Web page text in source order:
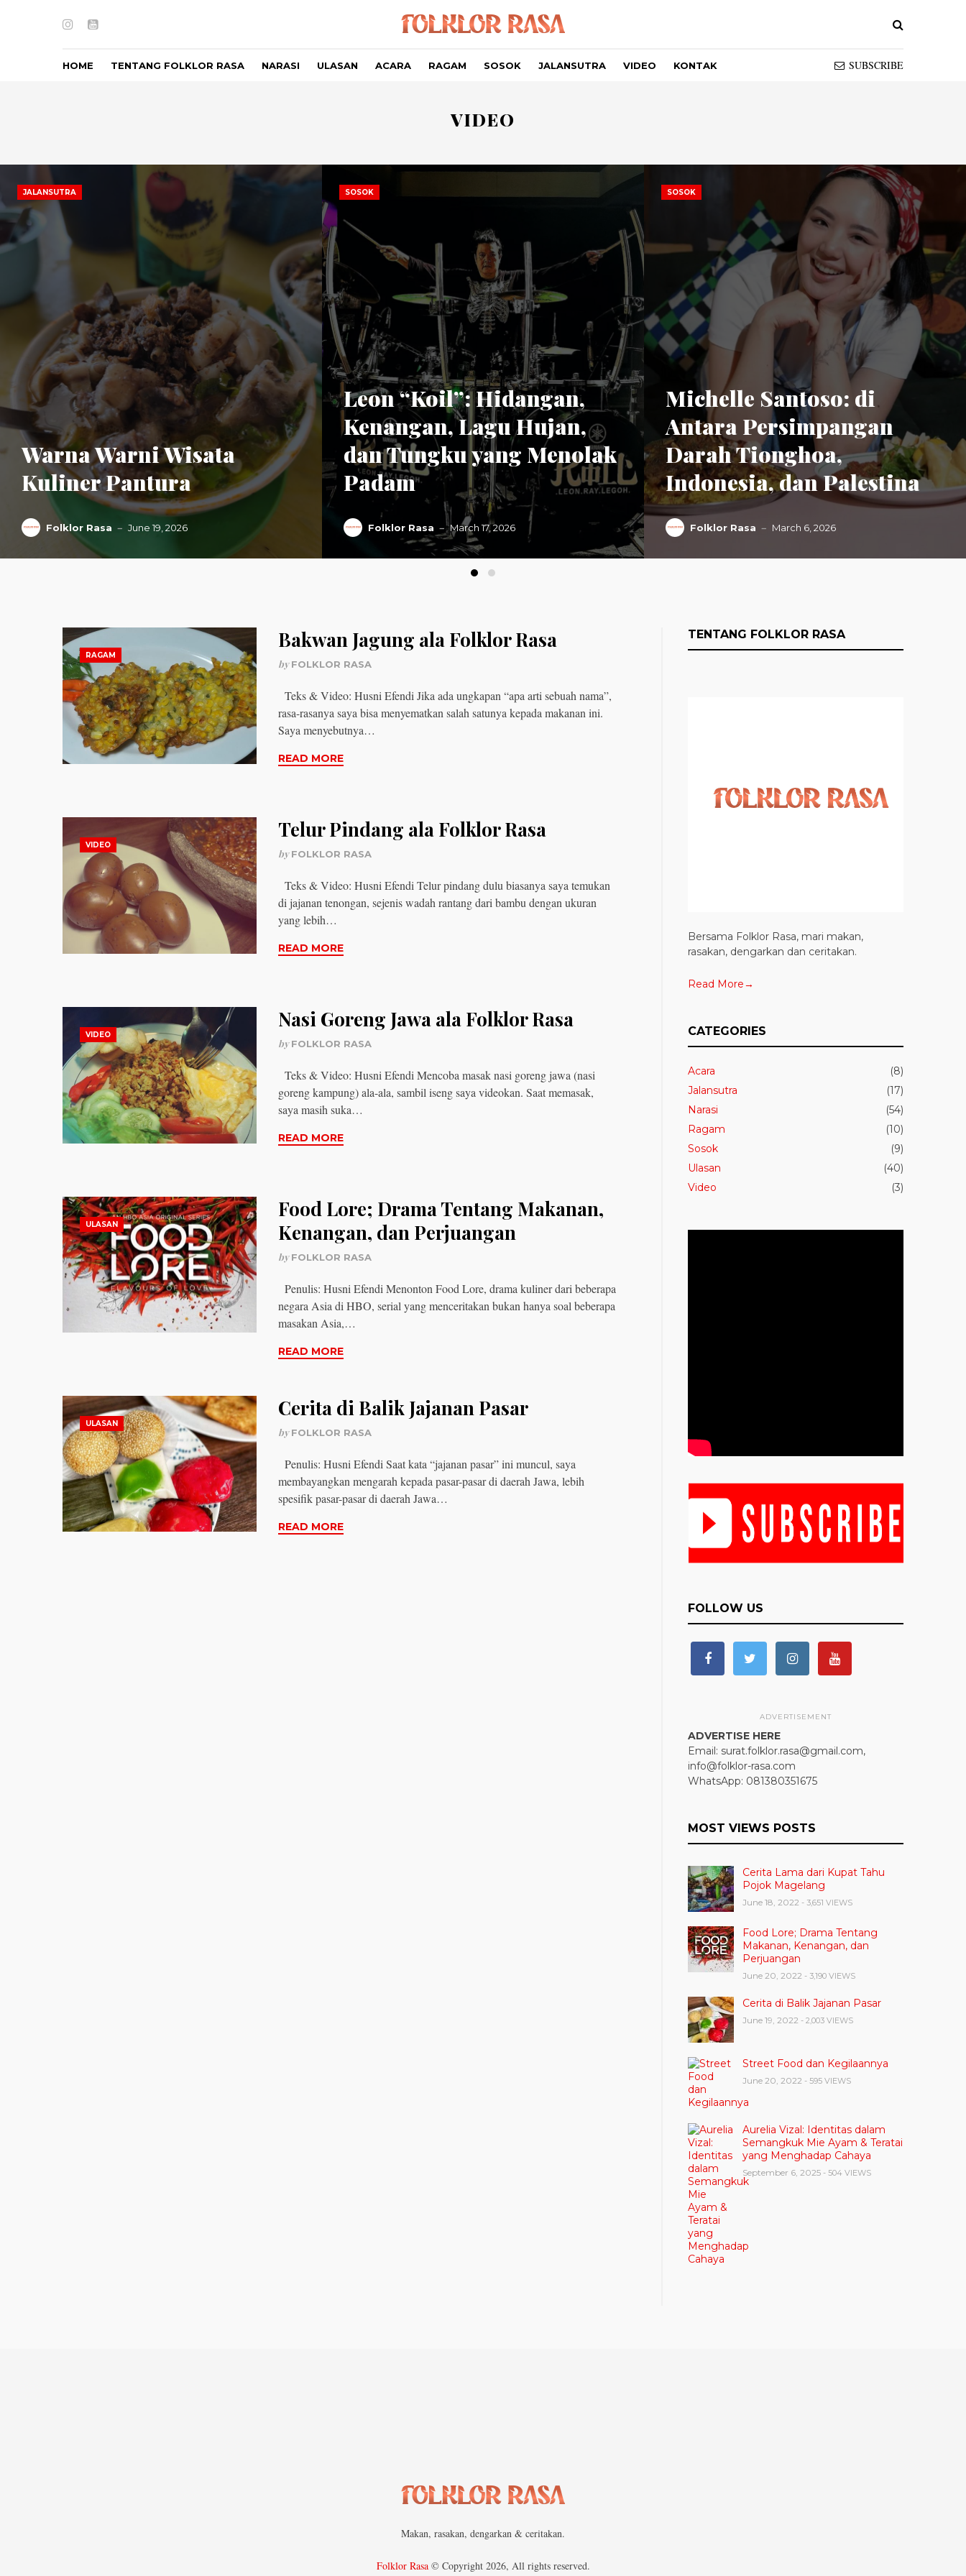
InstagramYoutube
HOME TENTANG FOLKLOR RASA NARASI ULASAN ACARA RAGAM SOSOK JALANSUTRA VIDEO KONTAK SUBSCRIBE
VIDEO
JALANSUTRA
Warna Warni Wisata
Kuliner Pantura
Folklor Rasa June 19, 2026
SOSOK
Leon “Koil”: Hidangan,
Kenangan, Lagu Hujan,
dan Tungku yang Menolak
Padam
Folklor Rasa March 17, 2026
SOSOK
Michelle Santoso: di
Antara Persimpangan
Darah Tionghoa,
Indonesia, dan Palestina
Folklor Rasa March 6, 2026
RAGAM
Bakwan Jagung ala Folklor Rasa
byFOLKLOR RASA
Teks & Video: Husni Efendi Jika ada ungkapan “apa arti sebuah nama”,
rasa-rasanya saya bisa menyematkan salah satunya kepada makanan ini.
Saya menyebutnya…
READ MORE
VIDEO
Telur Pindang ala Folklor Rasa
byFOLKLOR RASA
Teks & Video: Husni Efendi Telur pindang dulu biasanya saya temukan
di jajanan tenongan, sejenis wadah rantang dari bambu dengan ukuran
yang lebih…
READ MORE
VIDEO
Nasi Goreng Jawa ala Folklor Rasa
byFOLKLOR RASA
Teks & Video: Husni Efendi Mencoba masak nasi goreng jawa (nasi
goreng kampung) ala-ala, sambil iseng saya videokan. Saat memasak,
saya masih suka…
READ MORE
ULASAN
Food Lore; Drama Tentang Makanan,
Kenangan, dan Perjuangan
byFOLKLOR RASA
Penulis: Husni Efendi Menonton Food Lore, drama kuliner dari beberapa
negara Asia di HBO, serial yang menceritakan bukan hanya soal beberapa
masakan Asia,…
READ MORE
ULASAN
Cerita di Balik Jajanan Pasar
byFOLKLOR RASA
Penulis: Husni Efendi Saat kata “jajanan pasar” ini muncul, saya
membayangkan mengarah kepada pasar-pasar di daerah Jawa, lebih
spesifik pasar-pasar di daerah Jawa…
READ MORE
TENTANG FOLKLOR RASA
Bersama Folklor Rasa, mari makan,
rasakan, dengarkan dan ceritakan.
Read More→
CATEGORIES
Acara
(8)
Jalansutra
(17)
Narasi
(54)
Ragam
(10)
Sosok
(9)
Ulasan
(40)
Video
(3)
FOLLOW US
ADVERTISEMENT
ADVERTISE HERE
Email: surat.folklor.rasa@gmail.com,
info@folklor-rasa.com
WhatsApp: 081380351675
MOST VIEWS POSTS
Cerita Lama dari Kupat Tahu
Pojok Magelang
June 18, 2022 - 3,651 VIEWS
Food Lore; Drama Tentang
Makanan, Kenangan, dan
Perjuangan
June 20, 2022 - 3,190 VIEWS
Cerita di Balik Jajanan Pasar
June 19, 2022 - 2,003 VIEWS
Street Food dan Kegilaannya
June 20, 2022 - 595 VIEWS
Aurelia Vizal: Identitas dalam
Semangkuk Mie Ayam & Teratai
yang Menghadap Cahaya
September 6, 2025 - 504 VIEWS
Makan, rasakan, dengarkan & ceritakan.
Folklor Rasa© Copyright 2026, All rights reserved.